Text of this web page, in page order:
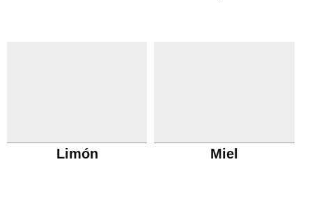
Limón Miel